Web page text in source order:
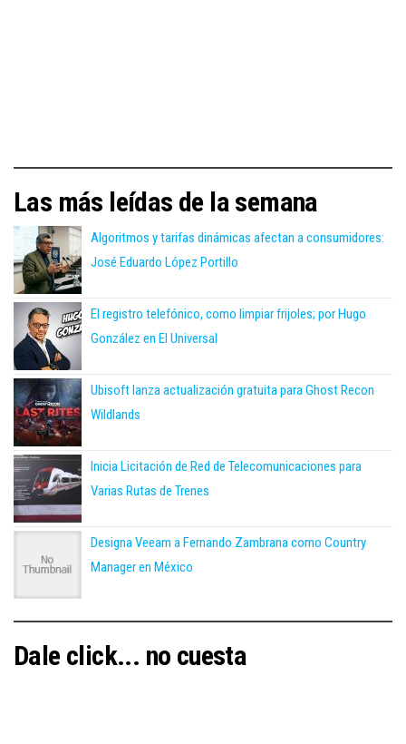
Las más leídas de la semana
Algoritmos y tarifas dinámicas afectan a consumidores:
José Eduardo López Portillo
El registro telefónico, como limpiar frijoles; por Hugo
González en El Universal
Ubisoft lanza actualización gratuita para Ghost Recon
Wildlands
Inicia Licitación de Red de Telecomunicaciones para
Varias Rutas de Trenes
Designa Veeam a Fernando Zambrana como Country
Manager en México
Dale click... no cuesta